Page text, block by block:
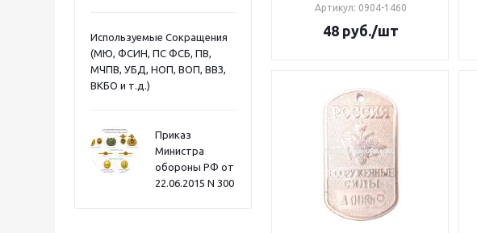
Используемые Сокращения
(МЮ, ФСИН, ПС ФСБ, ПВ,
МЧПВ, УБД, НОП, ВОП, ВВЗ,
ВКБО и т.д.)
Приказ
Министра
обороны РФ от
22.06.2015 N 300
Артикул: 0904-1460
48руб./шт